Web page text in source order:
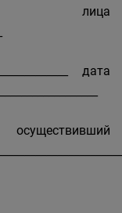
лица
дата